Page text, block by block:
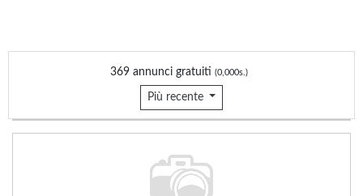
369 annunci gratuiti (0,000s.)
Più recente